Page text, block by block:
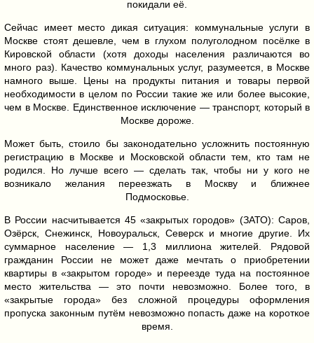
покидали её.
Сейчас имеет место дикая ситуация: коммунальные услуги в
Москве стоят дешевле, чем в глухом полуголодном посёлке в
Кировской области (хотя доходы населения различаются во
много раз). Качество коммунальных услуг, разумеется, в Москве
намного выше. Цены на продукты питания и товары первой
необходимости в целом по России такие же или более высокие,
чем в Москве. Единственное исключение — транспорт, который в
Москве дороже.
Может быть, стоило бы законодательно усложнить постоянную
регистрацию в Москве и Московской области тем, кто там не
родился. Но лучше всего — сделать так, чтобы ни у кого не
возникало желания переезжать в Москву и ближнее
Подмосковье.
В России насчитывается 45 «закрытых городов» (ЗАТО): Саров,
Озёрск, Снежинск, Новоуральск, Северск и многие другие. Их
суммарное население — 1,3 миллиона жителей. Рядовой
гражданин России не может даже мечтать о приобретении
квартиры в «закрытом городе» и переезде туда на постоянное
место жительства — это почти невозможно. Более того, в
«закрытые города» без сложной процедуры оформления
пропуска законным путём невозможно попасть даже на короткое
время.